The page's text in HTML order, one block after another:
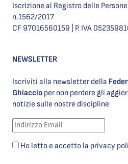
Iscrizione al Registro delle
n.1562/2017
CF 97016560159 | P. IVA
NEWSLETTER
Iscriviti alla newsletter della
Ghiaccio per non perdere gli
notizie sulle nostre discipline
Ho letto e accetto la privacy